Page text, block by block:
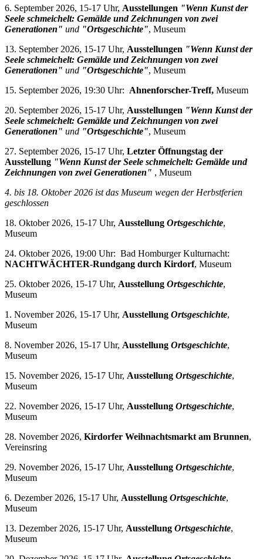
6. September 2026, 15-17 Uhr, Ausstellungen "Wenn Kunst der
Seele schmeichelt: Gemälde und Zeichnungen von zwei
Generationen" und "Ortsgeschichte", Museum
13. September 2026, 15-17 Uhr, Ausstellungen "Wenn Kunst der
Seele schmeichelt: Gemälde und Zeichnungen von zwei
Generationen" und "Ortsgeschichte", Museum
15. September 2026, 19:30 Uhr: Ahnenforscher-Treff, Museum
20. September 2026, 15-17 Uhr, Ausstellungen "Wenn Kunst der
Seele schmeichelt: Gemälde und Zeichnungen von zwei
Generationen" und "Ortsgeschichte", Museum
27. September 2026, 15-17 Uhr, Letzter Öffnungstag der
Ausstellung "Wenn Kunst der Seele schmeichelt: Gemälde und
Zeichnungen von zwei Generationen" , Museum
4. bis 18. Oktober 2026 ist das Museum wegen der Herbstferien
geschlossen
18. Oktober 2026, 15-17 Uhr, Ausstellung Ortsgeschichte,
Museum
24. Oktober 2026, 19:00 Uhr: Bad Homburger Kulturnacht:
NACHTWÄCHTER-Rundgang durch Kirdorf, Museum
25. Oktober 2026, 15-17 Uhr, Ausstellung Ortsgeschichte,
Museum
1. November 2026, 15-17 Uhr, Ausstellung Ortsgeschichte,
Museum
8. November 2026, 15-17 Uhr, Ausstellung Ortsgeschichte,
Museum
15. November 2026, 15-17 Uhr, Ausstellung Ortsgeschichte,
Museum
22. November 2026, 15-17 Uhr, Ausstellung Ortsgeschichte,
Museum
28. November 2026, Kirdorfer Weihnachtsmarkt am Brunnen,
Vereinsring
29. November 2026, 15-17 Uhr, Ausstellung Ortsgeschichte,
Museum
6. Dezember 2026, 15-17 Uhr, Ausstellung Ortsgeschichte,
Museum
13. Dezember 2026, 15-17 Uhr, Ausstellung Ortsgeschichte,
Museum